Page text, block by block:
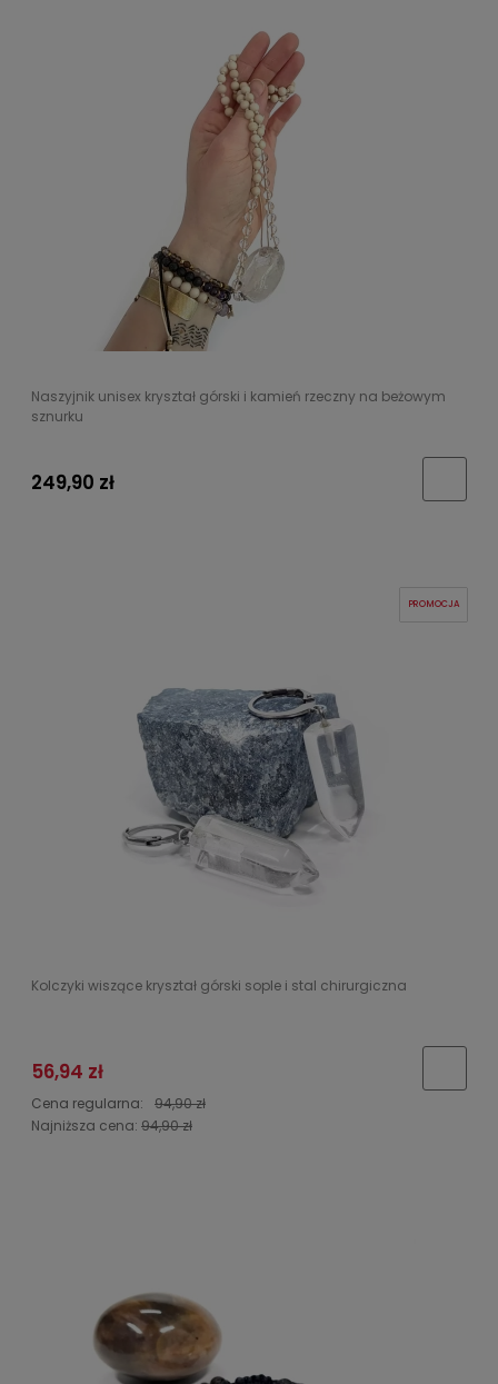
Naszyjnik unisex kryształ górski i kamień rzeczny na beżowym
sznurku
249,90 zł
Kolczyki wiszące kryształ górski sople i stal chirurgiczna
56,94 zł
Cena regularna:
94,90 zł
Najniższa cena: 94,90 zł
PROMOCJA